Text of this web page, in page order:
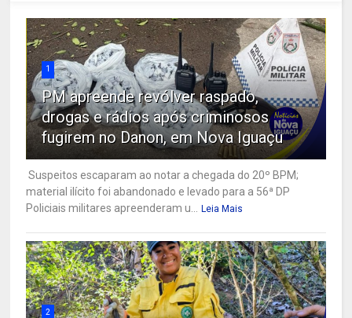
1
PM apreende revólver raspado,
drogas e rádios após criminosos
fugirem no Danon, em Nova Iguaçu
Suspeitos escaparam ao notar a chegada do 20º BPM;
material ilícito foi abandonado e levado para a 56ª DP
Policiais militares apreenderam u...
Leia Mais
2